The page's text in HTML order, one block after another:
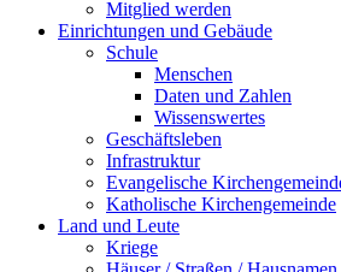
Mitglied werden
Einrichtungen und Gebäude
Schule
Menschen
Daten und Zahlen
Wissenswertes
Geschäftsleben
Infrastruktur
Evangelische
Katholische Kirchengemeinde
Land und Leute
Kriege